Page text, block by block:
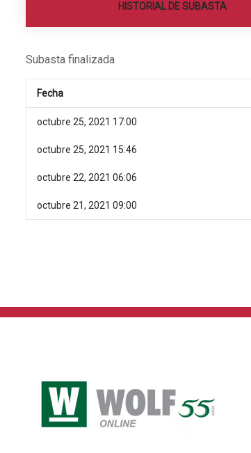
HISTORIAL DE SUBASTA
Subasta finalizada
Fecha
octubre 25, 2021 17:00
octubre 25, 2021 15:46
octubre 22, 2021 06:06
octubre 21, 2021 09:00